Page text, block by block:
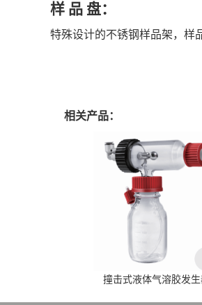
样 品 盘：
特殊设计的不锈钢样品架，样
相关产品：
撞击式液体气溶胶发